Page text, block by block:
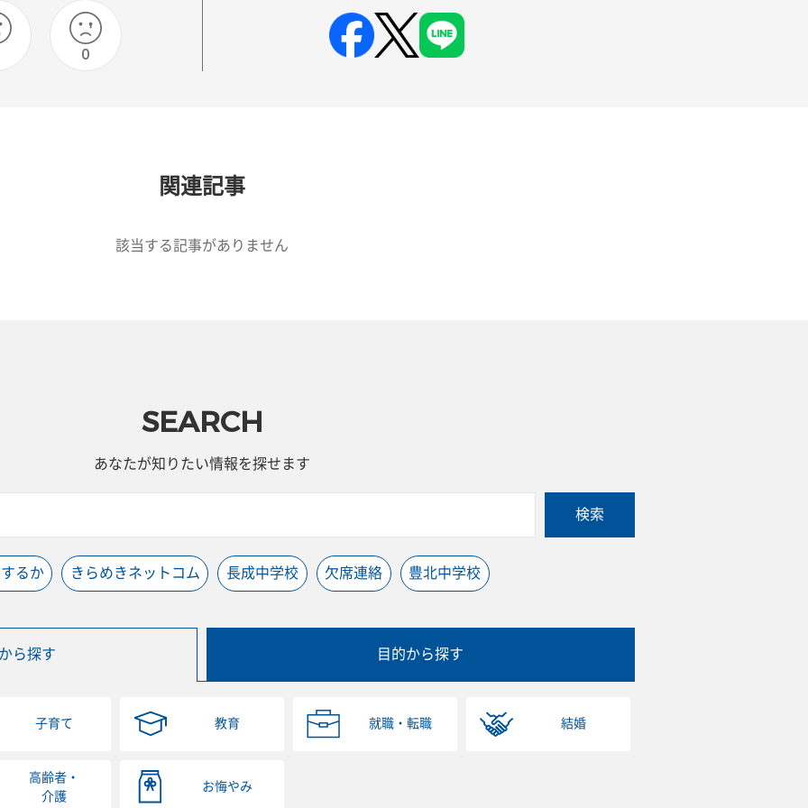
0
関連記事
該当する記事がありません
SEARCH
あなたが知りたい情報を探せます
検索
るか きらめきネットコム 長成中学校 欠席連絡 豊北中学校
ら探す 目的から探す
子育て 教育 就職・転職 結婚
高齢者・
介護
お悔やみ